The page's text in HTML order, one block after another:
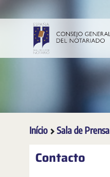
Pular para o Conteúdo principal
Início Sala de Prensa
Contacto